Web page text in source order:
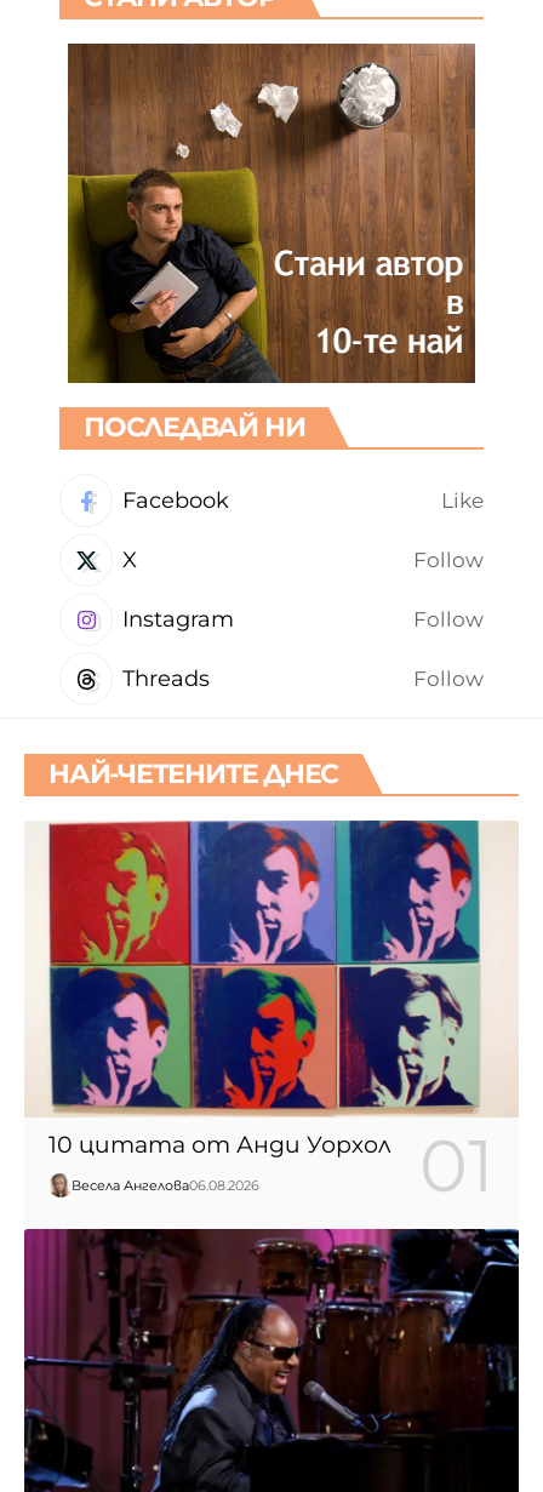
ПОСЛЕДВАЙ НИ
Facebook Like
X Follow
Instagram Follow
Threads Follow
НАЙ-ЧЕТЕНИТЕ ДНЕС
10 цитата от Анди Уорхол
Весела Ангелова06.08.2026